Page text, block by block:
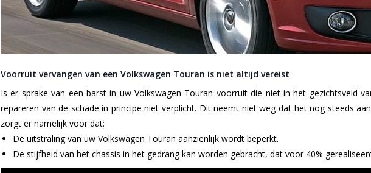
Voorruit vervangen van een Volkswagen Touran is niet altijd vereist
Is er sprake van een barst in uw Volkswagen Touran voorruit die niet in het gezichtsveld
repareren van de schade in principe niet verplicht. Dit neemt niet weg dat het nog steeds
zorgt er namelijk voor dat:
De uitstraling van uw Volkswagen Touran aanzienlijk wordt beperkt.
De stijfheid van het chassis in het gedrang kan worden gebracht, dat voor 40%